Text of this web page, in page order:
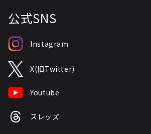
公式SNS
Instagram
X(旧Twitter)
Youtube
スレッズ